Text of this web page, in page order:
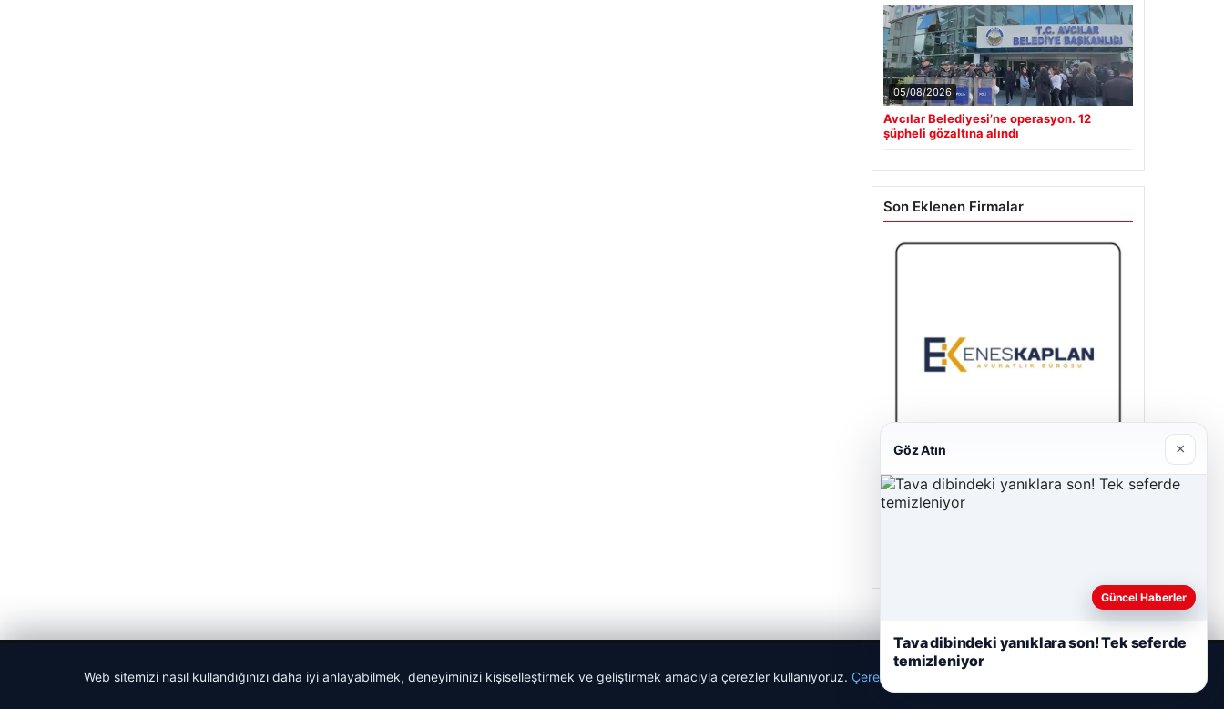
05/08/2026
Avcılar Belediyesi’ne operasyon. 12
şüpheli gözaltına alındı
Son Eklenen Firmalar
Enes Kaplan Avukatlık Bürosu
Web sitemizi nasıl kullandığınızı daha iyi anlayabilmek, deneyiminizi kişiselleştirmek ve geliştirmek amacıyla çerezler kullanıyoruz. Çerez Politikamız
Göz Atın ×
Güncel Haberler
Tava dibindeki yanıklara son! Tek seferde
temizleniyor